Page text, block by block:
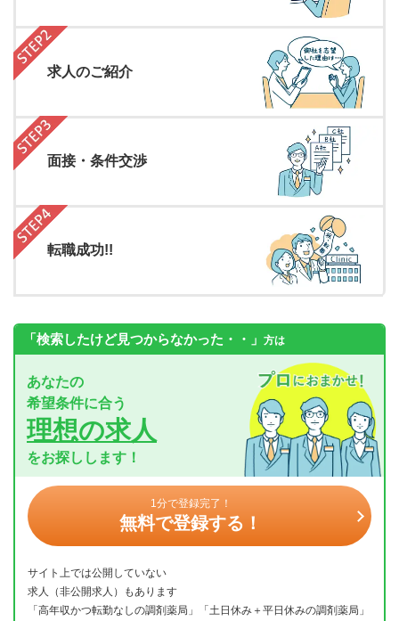
求人のご紹介
面接・条件交渉
転職成功!!
「検索したけど見つからなかった・・」 方は
あなたの
希望条件に合う
理想の求人
をお探しします！
1分で登録完了！
無料で登録する！
サイト上では公開していない
求人（非公開求人）もあります
「高年収かつ転勤なしの調剤薬局」「土日休み＋平日休みの調剤薬局」